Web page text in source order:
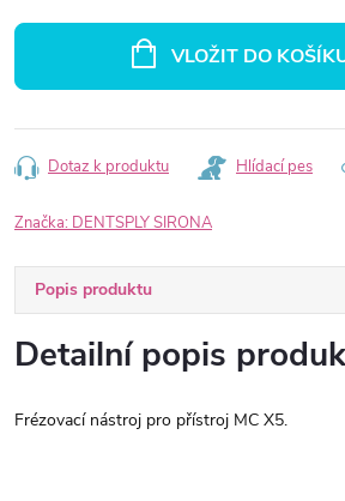
VLOŽIT DO
Dotaz k produktu Hlídací pes
Značka: DENTSPLY SIRONA
Popis produktu
Detailní popis
Frézovací nástroj pro přístroj MC X5.